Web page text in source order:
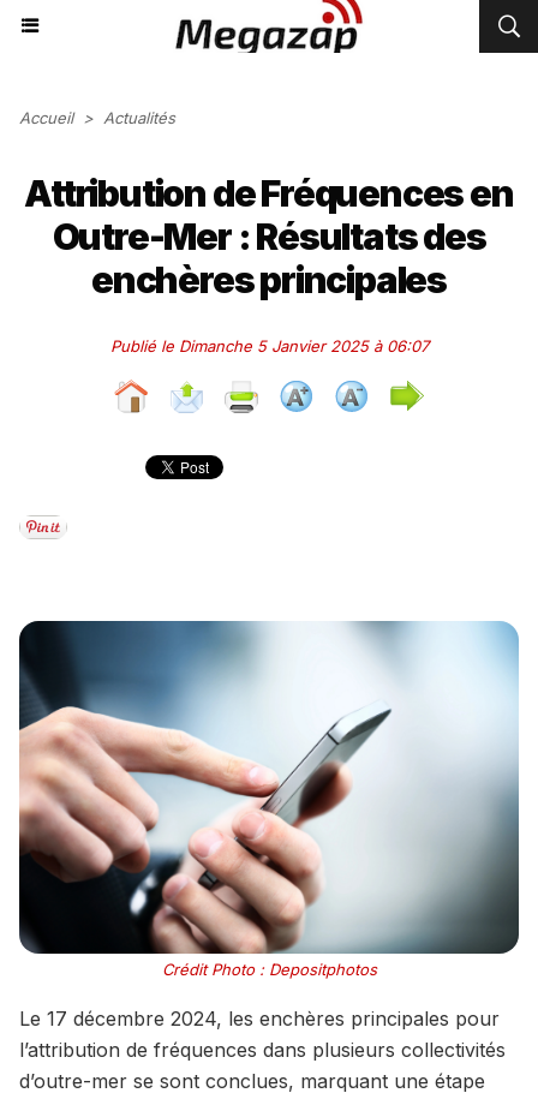
Accueil > Actualités
Attribution de Fréquences en
Outre-Mer : Résultats des
enchères principales
Publié le Dimanche 5 Janvier 2025 à 06:07
Crédit Photo : Depositphotos
Le 17 décembre 2024, les enchères principales pour
l’attribution de fréquences dans plusieurs collectivités
d’outre-mer se sont conclues, marquant une étape